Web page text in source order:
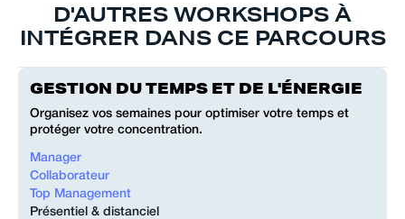
D'AUTRES WORKSHOPS À
INTÉGRER DANS CE PARCOURS
GESTION DU TEMPS ET DE L'ÉNERGIE
Organisez vos semaines pour optimiser votre temps et
protéger votre concentration.
Manager
Collaborateur
Top Management
Présentiel & distanciel